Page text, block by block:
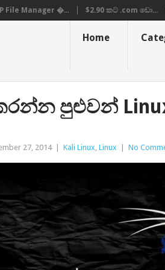
File Manager �... $2.90 කට .com ඩො...
Home
පුළුවන්
27, 2014 Kali Linux, Linux No